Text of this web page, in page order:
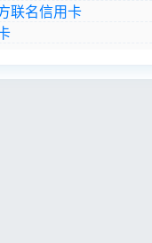
联名信用卡